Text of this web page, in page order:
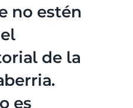
no estén
de la
es